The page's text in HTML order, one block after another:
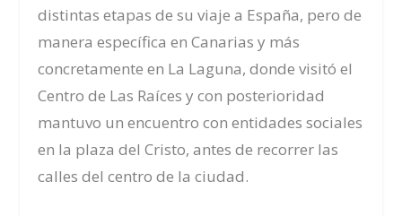
distintas etapas de su viaje a España, pero de
manera específica en Canarias y más
concretamente en La Laguna, donde visitó el
Centro de Las Raíces y con posterioridad
mantuvo un encuentro con entidades sociales
en la plaza del Cristo, antes de recorrer las
calles del centro de la ciudad.